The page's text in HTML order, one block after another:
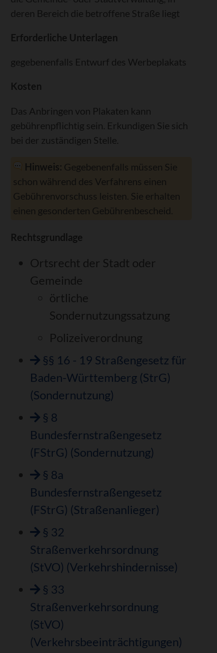
deren Bereich die betroffene Straße liegt
Erforderliche Unterlagen
gegebenenfalls Entwurf des Werbeplakats
Kosten
Das Anbringen von Plakaten kann
gebührenpflichtig sein. Erkundigen Sie sich
bei der zuständigen Stelle.
Hinweis: Gegebenenfalls müssen Sie
schon während des Verfahrens einen
Gebührenvorschuss leisten. Sie erhalten
einen gesonderten Gebührenbescheid.
Rechtsgrundlage
Ortsrecht der Stadt oder
Gemeinde
örtliche
Sondernutzungssatzung
Polizeiverordnung
§§ 16 - 19 Straßengesetz für
Baden-Württemberg (StrG)
(Sondernutzung)
§ 8
Bundesfernstraßengesetz
(FStrG) (Sondernutzung)
§ 8a
Bundesfernstraßengesetz
(FStrG) (Straßenanlieger)
§ 32
Straßenverkehrsordnung
(StVO) (Verkehrshindernisse)
§ 33
Straßenverkehrsordnung
(StVO)
(Verkehrsbeeinträchtigungen)